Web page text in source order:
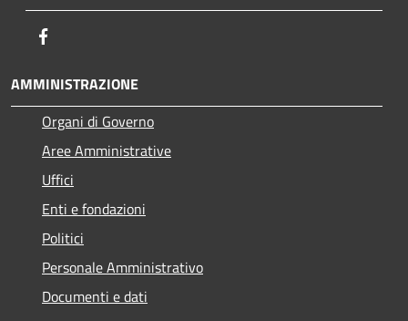
AMMINISTRAZIONE
Organi di Governo
Aree Amministrative
Uffici
Enti e fondazioni
Politici
Personale Amministrativo
Documenti e dati